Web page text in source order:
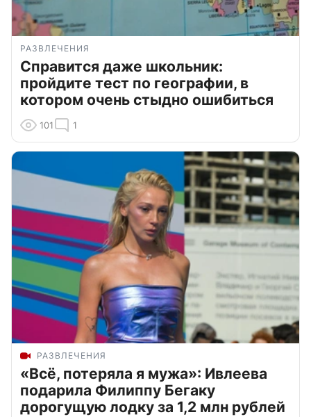
РАЗВЛЕЧЕНИЯ
Справится даже школьник:
пройдите тест по географии, в
котором очень стыдно ошибиться
101 1
РАЗВЛЕЧЕНИЯ
«Всё, потеряла я мужа»: Ивлеева
подарила Филиппу Бегаку
дорогущую лодку за 1,2 млн рублей